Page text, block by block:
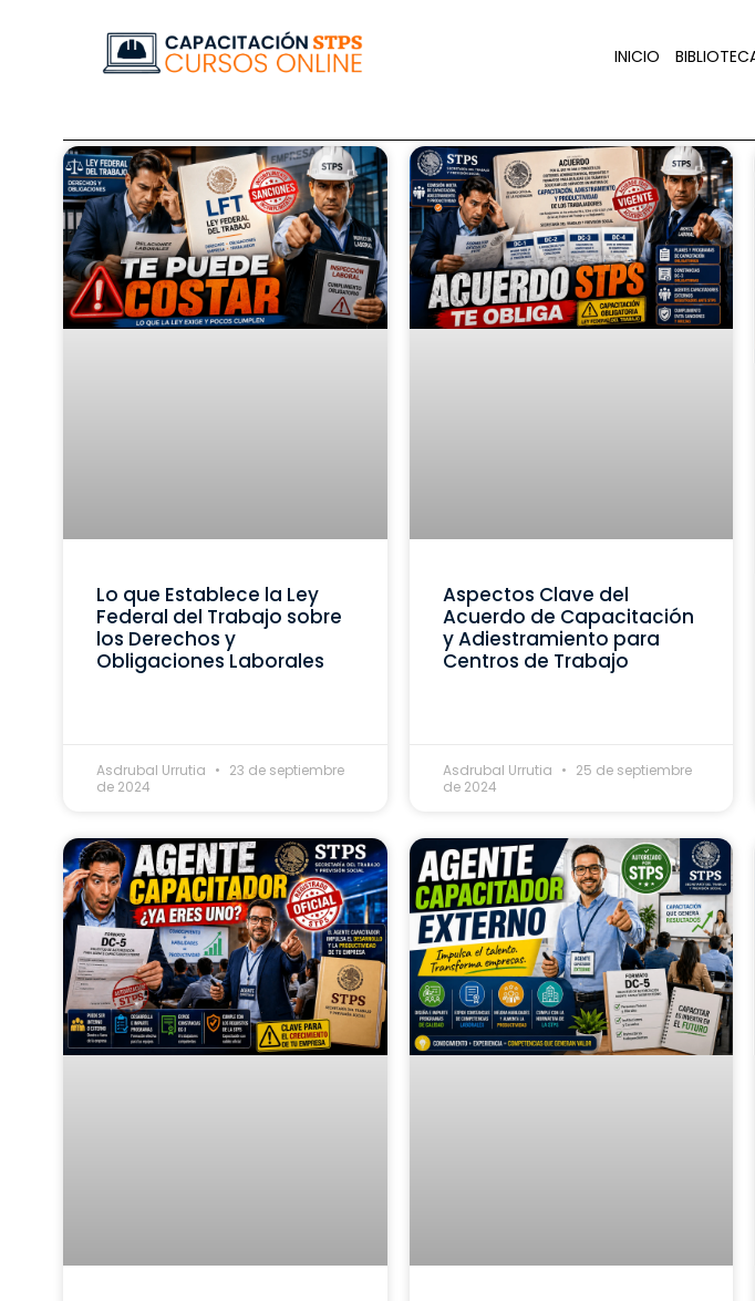
INICIO
Lo que Establece la Ley
Federal del Trabajo sobre
los Derechos y
Obligaciones Laborales
Asdrubal Urrutia
23 de septiembre
de 2024
Aspectos Clave del
Acuerdo de Capacitación
y Adiestramiento para
Centros de Trabajo
Asdrubal Urrutia
25 de septiembre
de 2024